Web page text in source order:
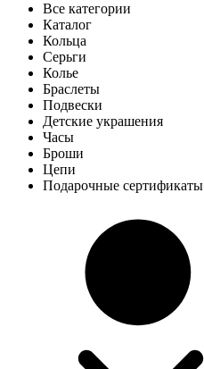
Все категории
Каталог
Кольца
Серьги
Колье
Браслеты
Подвески
Детские украшения
Часы
Броши
Цепи
Подарочные сертификаты